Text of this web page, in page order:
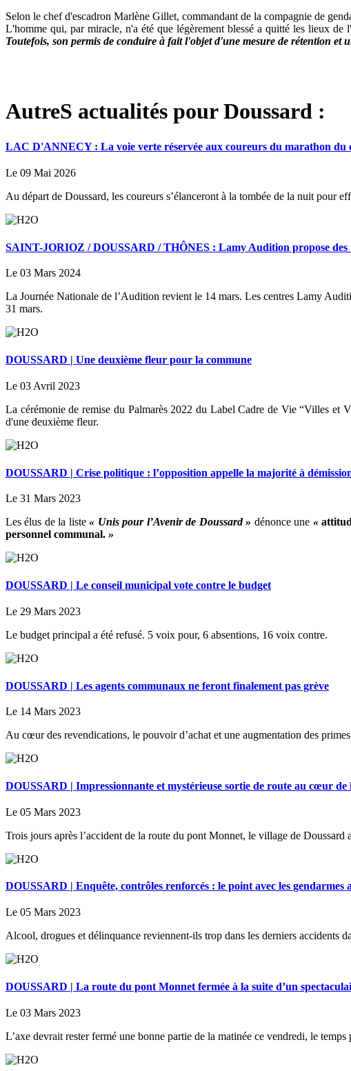
Selon le chef d'escadron Marlène Gillet, commandant de la compagnie de
L'homme qui, par miracle, n'a été que légèrement blessé a quitté les lieux
Toutefois, son permis de conduire à fait l'objet d'une mesure de rétention et
AutreS actualités pour Doussard :
LAC D'ANNECY : La voie verte réservée aux coureurs du marathon du
Le 09 Mai 2026
Au départ de Doussard, les coureurs s’élanceront à la tombée de la nuit pour
SAINT-JORIOZ / DOUSSARD / THÔNES : Lamy Audition propose
Le 03 Mars 2024
La Journée Nationale de l’Audition revient le 14 mars. Les centres Lamy
31 mars.
DOUSSARD | Une deuxième fleur pour la commune
Le 03 Avril 2023
La cérémonie de remise du Palmarès 2022 du Label Cadre de Vie “Villes et
d'une deuxième fleur.
DOUSSARD | Crise politique : l’opposition appelle la majorité à
Le 31 Mars 2023
Les élus de la liste« Unis pour l’Avenir de Doussard » dénonce une «
personnel communal. »
DOUSSARD | Le conseil municipal vote contre le budget
Le 29 Mars 2023
Le budget principal a été refusé. 5 voix pour, 6 absentions, 16 voix contre.
DOUSSARD | Les agents communaux ne feront finalement pas grève
Le 14 Mars 2023
Au cœur des revendications, le pouvoir d’achat et une augmentation des
DOUSSARD | Impressionnante et mystérieuse sortie de route au cœur de
Le 05 Mars 2023
Trois jours après l’accident de la route du pont Monnet, le village de Doussard
DOUSSARD | Enquête, contrôles renforcés : le point avec les gendarmes
Le 05 Mars 2023
Alcool, drogues et délinquance reviennent-ils trop dans les derniers accidents
DOUSSARD | La route du pont Monnet fermée à la suite d’un
Le 03 Mars 2023
L’axe devrait rester fermé une bonne partie de la matinée ce vendredi, le